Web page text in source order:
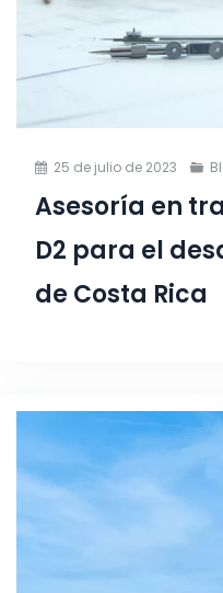
25 de julio de 2023
Asesoría en
D2 para el
de Costa Rica